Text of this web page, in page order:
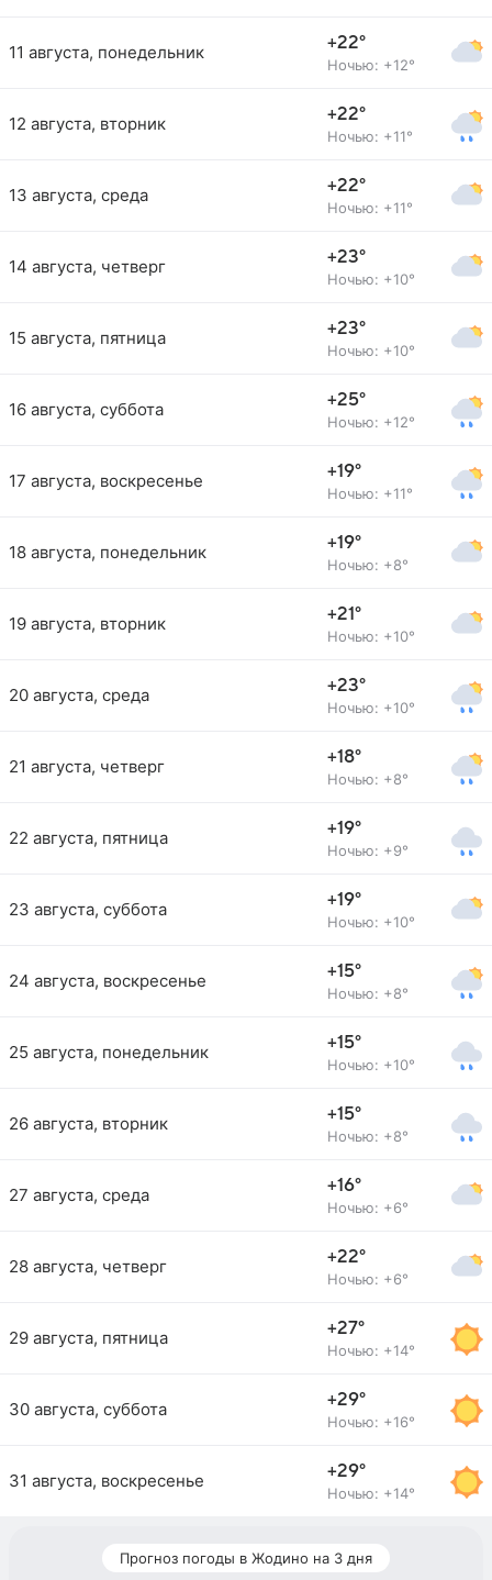
11 августа, понедельник +22°
Ночью: +12°
12 августа, вторник +22°
Ночью: +11°
13 августа, среда +22°
Ночью: +11°
14 августа, четверг +23°
Ночью: +10°
15 августа, пятница +23°
Ночью: +10°
16 августа, суббота +25°
Ночью: +12°
17 августа, воскресенье +19°
Ночью: +11°
18 августа, понедельник +19°
Ночью: +8°
19 августа, вторник +21°
Ночью: +10°
20 августа, среда +23°
Ночью: +10°
21 августа, четверг +18°
Ночью: +8°
22 августа, пятница +19°
Ночью: +9°
23 августа, суббота +19°
Ночью: +10°
24 августа, воскресенье +15°
Ночью: +8°
25 августа, понедельник +15°
Ночью: +10°
26 августа, вторник +15°
Ночью: +8°
27 августа, среда +16°
Ночью: +6°
28 августа, четверг +22°
Ночью: +6°
29 августа, пятница +27°
Ночью: +14°
30 августа, суббота +29°
Ночью: +16°
31 августа, воскресенье +29°
Ночью: +14°
Прогноз погоды в Жодино на 3 дня